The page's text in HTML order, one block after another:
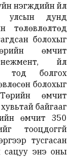
нэгжүүдийн үйл
улсын дунд
төлөвлөлтөд
болохыг
өмчит
үйл
тод болгох
болохыг
өмчит
байгааг
өмчит 350
тооцдоггүй
тусгасан
сацуу энэ оны